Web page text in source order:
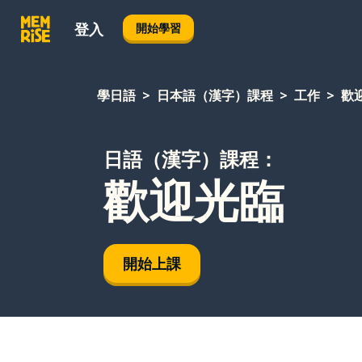
登入 開始學習
學日語 日本語（漢字）課程 工作 歡
日語（漢字）課程：
歡迎光臨
開始上課